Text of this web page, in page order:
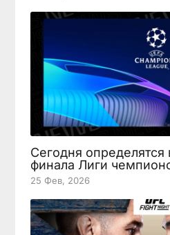
Сегодня определятся
финала Лиги
25 Фев, 2026